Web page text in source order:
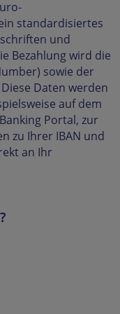
standardisiertes
und
Bezahlung wird die
sowie der
Daten werden
auf dem
Portal, zur
zu Ihrer IBAN und
an Ihr